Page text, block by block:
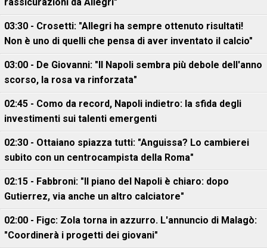
rassicurazioni da Allegri"
03:30 - Crosetti: "Allegri ha sempre ottenuto risultati!
Non è uno di quelli che pensa di aver inventato il calcio"
03:00 - De Giovanni: "Il Napoli sembra più debole dell'anno
scorso, la rosa va rinforzata"
02:45 - Como da record, Napoli indietro: la sfida degli
investimenti sui talenti emergenti
02:30 - Ottaiano spiazza tutti: "Anguissa? Lo cambierei
subito con un centrocampista della Roma"
02:15 - Fabbroni: "Il piano del Napoli è chiaro: dopo
Gutierrez, via anche un altro calciatore"
02:00 - Figc: Zola torna in azzurro. L'annuncio di Malagò:
"Coordinerà i progetti dei giovani"